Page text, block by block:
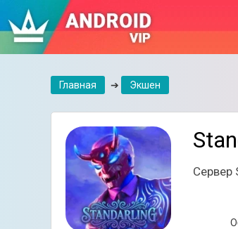
Главная ➔ Экшен
Сервер